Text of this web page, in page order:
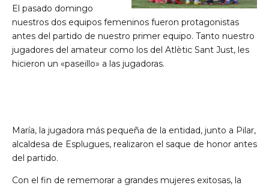
Ll 08950, Barcelona
El pasado domingo
nuestros dos equipos femeninos fueron protagonistas
antes del partido de nuestro primer equipo. Tanto nuestro
jugadores del amateur como los del Atlètic Sant Just, les
hicieron un «paseillo» a las jugadoras.
María, la jugadora más pequeña de la entidad, junto a Pilar,
alcaldesa de Esplugues, realizaron el saque de honor antes
del partido.
Con el fin de rememorar a grandes mujeres exitosas, la